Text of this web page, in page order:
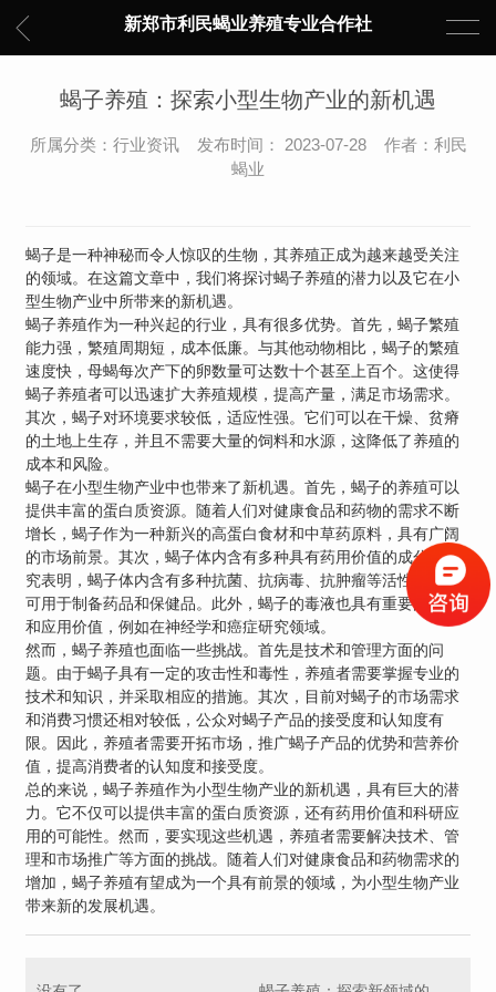
新郑市利民蝎业养殖专业合作社
蝎子养殖：探索小型生物产业的新机遇
所属分类：行业资讯 发布时间： 2023-07-28 作者：利民
蝎业
蝎子是一种神秘而令人惊叹的生物，其养殖正成为越来越受关注
的领域。在这篇文章中，我们将探讨蝎子养殖的潜力以及它在小
型生物产业中所带来的新机遇。
蝎子养殖作为一种兴起的行业，具有很多优势。首先，蝎子繁殖
能力强，繁殖周期短，成本低廉。与其他动物相比，蝎子的繁殖
速度快，母蝎每次产下的卵数量可达数十个甚至上百个。这使得
蝎子养殖者可以迅速扩大养殖规模，提高产量，满足市场需求。
其次，蝎子对环境要求较低，适应性强。它们可以在干燥、贫瘠
的土地上生存，并且不需要大量的饲料和水源，这降低了养殖的
成本和风险。
蝎子在小型生物产业中也带来了新机遇。首先，蝎子的养殖可以
提供丰富的蛋白质资源。随着人们对健康食品和药物的需求不断
增长，蝎子作为一种新兴的高蛋白食材和中草药原料，具有广阔
的市场前景。其次，蝎子体内含有多种具有药用价值的成分。研
究表明，蝎子体内含有多种抗菌、抗病毒、抗肿瘤等活性物质，
可用于制备药品和保健品。此外，蝎子的毒液也具有重要的科研
和应用价值，例如在神经学和癌症研究领域。
然而，蝎子养殖也面临一些挑战。首先是技术和管理方面的问
题。由于蝎子具有一定的攻击性和毒性，养殖者需要掌握专业的
技术和知识，并采取相应的措施。其次，目前对蝎子的市场需求
和消费习惯还相对较低，公众对蝎子产品的接受度和认知度有
限。因此，养殖者需要开拓市场，推广蝎子产品的优势和营养价
值，提高消费者的认知度和接受度。
总的来说，蝎子养殖作为小型生物产业的新机遇，具有巨大的潜
力。它不仅可以提供丰富的蛋白质资源，还有药用价值和科研应
用的可能性。然而，要实现这些机遇，养殖者需要解决技术、管
理和市场推广等方面的挑战。随着人们对健康食品和药物需求的
增加，蝎子养殖有望成为一个具有前景的领域，为小型生物产业
带来新的发展机遇。